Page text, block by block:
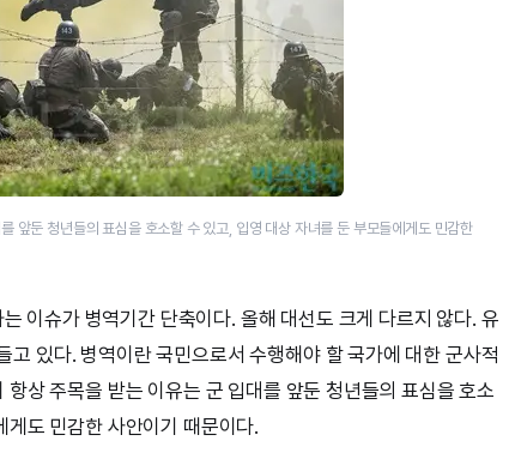
앞둔 청년들의 표심을 호소할 수 있고, 입영 대상 자녀를 둔 부모들에게도 민감한
이슈가 병역기간 단축이다. 올해 대선도 크게 다르지 않다. 유
고 있다. 병역이란 국민으로서 수행해야 할 국가에 대한 군사적
항상 주목을 받는 이유는 군 입대를 앞둔 청년들의 표심을 호소
도 민감한 사안이기 때문이다.